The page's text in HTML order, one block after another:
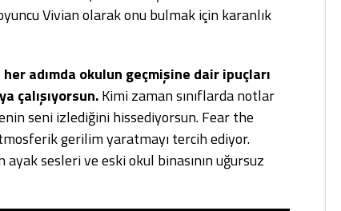
Vivian olarak onu bulmak için karanlık
adımda okulun geçmişine dair ipuçları
çalışıyorsun.Kimi zaman sınıflarda notlar
seni izlediğini hissediyorsun. Fear the
gerilim yaratmayı tercih ediyor.
sesleri ve eski okul binasının uğursuz